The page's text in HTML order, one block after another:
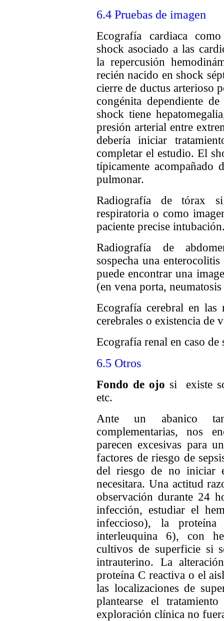
6.4 Pruebas de imagen
Ecografía cardiaca
shock asociado a las
la repercusión
recién nacido en shock
cierre de ductus arterioso
congénita dependiente
shock tiene
presión arterial entre
debería iniciar
completar el estudio. El
típicamente acompañado
pulmonar.
Radiografía de tórax
respiratoria o como
paciente precise
Radiografía de
sospecha una
puede encontrar una
(en vena porta,
Ecografía cerebral en las
cerebrales o existencia de
Ecografía renal en caso
6.5 Otros
Fondo de ojo si existe
etc.
Ante un abanico
complementarias, nos
parecen excesivas para
factores de riesgo de
del riesgo de no iniciar
necesitara. Una actitud
observación durante 24
infección, estudiar el
infeccioso), la
interleuquina 6), con
cultivos de superficie si
intrauterino. La
proteína C reactiva o el
las localizaciones de
plantearse el
exploración clínica no